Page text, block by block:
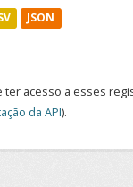
JSON
ter acesso a esses
da API).